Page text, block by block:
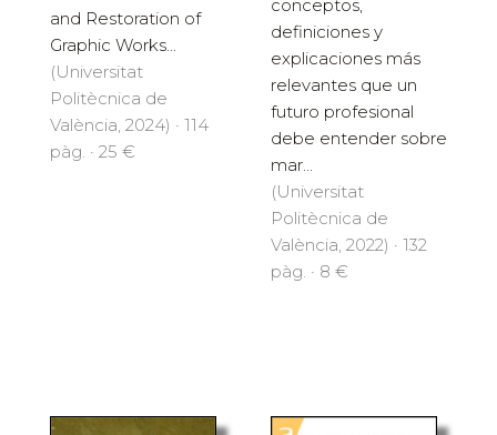
and Restoration of
Graphic Works...
(Universitat
Politècnica de
València, 2024) · 114
pàg. · 25 €
conceptos,
definiciones y
explicaciones más
relevantes que un
futuro profesional
debe entender sobre
mar...
(Universitat
Politècnica de
València, 2022) · 132
pàg. · 8 €